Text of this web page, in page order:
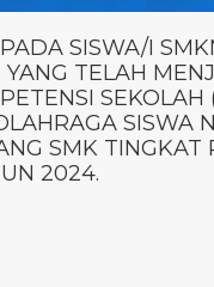
SISWA/I
TELAH
SEKOLAH
SISWA
SMK TINGKAT
2024.